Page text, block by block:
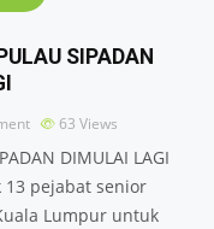
SIPADAN
63 Views
DIMULAI LAGI
13 pejabat senior
Lumpur untuk